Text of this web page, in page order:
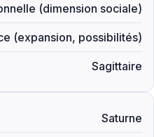
(dimension sociale)
(expansion, possibilités)
Sagittaire
Saturne